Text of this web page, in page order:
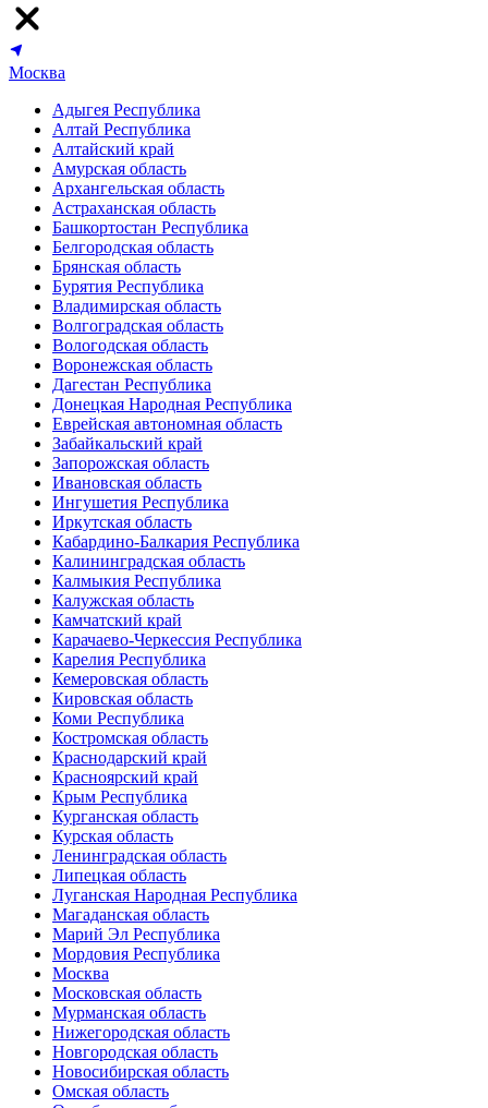
Москва
Адыгея Республика
Алтай Республика
Алтайский край
Амурская область
Архангельская область
Астраханская область
Башкортостан Республика
Белгородская область
Брянская область
Бурятия Республика
Владимирская область
Волгоградская область
Вологодская область
Воронежская область
Дагестан Республика
Донецкая Народная Республика
Еврейская автономная область
Забайкальский край
Запорожская область
Ивановская область
Ингушетия Республика
Иркутская область
Кабардино-Балкария Республика
Калининградская область
Калмыкия Республика
Калужская область
Камчатский край
Карачаево-Черкессия Республика
Карелия Республика
Кемеровская область
Кировская область
Коми Республика
Костромская область
Краснодарский край
Красноярский край
Крым Республика
Курганская область
Курская область
Ленинградская область
Липецкая область
Луганская Народная Республика
Магаданская область
Марий Эл Республика
Мордовия Республика
Москва
Московская область
Мурманская область
Нижегородская область
Новгородская область
Новосибирская область
Омская область